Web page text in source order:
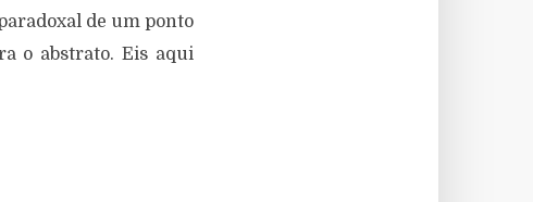
de um ponto
o abstrato. Eis aqui